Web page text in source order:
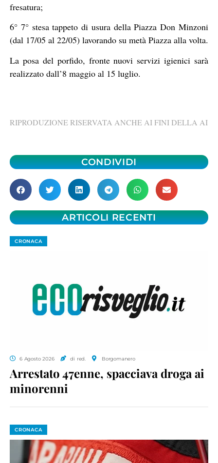
fresatura;
6° 7° stesa tappeto di usura della Piazza Don Minzoni
(dal 17/05 al 22/05) lavorando su metà Piazza alla volta.
La posa del porfido, fronte nuovi servizi igienici sarà
realizzato dall’8 maggio al 15 luglio.
RIPRODUZIONE RISERVATA ANCHE AI FINI DELLA AI
CONDIVIDI
ARTICOLI RECENTI
CRONACA
6 Agosto 2026 di red. Borgomanero
Arrestato 47enne, spacciava droga ai
minorenni
CRONACA